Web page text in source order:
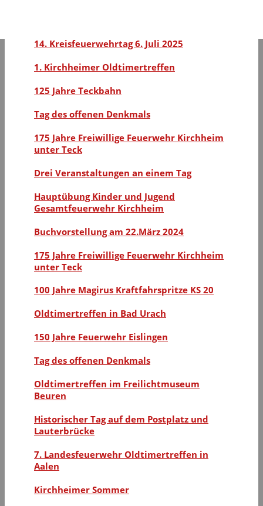
14. Kreisfeuerwehrtag 6. Juli 2025
1. Kirchheimer Oldtimertreffen
125 Jahre Teckbahn
Tag des offenen Denkmals
175 Jahre Freiwillige Feuerwehr Kirchheim
unter Teck
Drei Veranstaltungen an einem Tag
Hauptübung Kinder und Jugend
Gesamtfeuerwehr Kirchheim
Buchvorstellung am 22.März 2024
175 Jahre Freiwillige Feuerwehr Kirchheim
unter Teck
100 Jahre Magirus Kraftfahrspritze KS 20
Oldtimertreffen in Bad Urach
150 Jahre Feuerwehr Eislingen
Tag des offenen Denkmals
Oldtimertreffen im Freilichtmuseum
Beuren
Historischer Tag auf dem Postplatz und
Lauterbrücke
7. Landesfeuerwehr Oldtimertreffen in
Aalen
Kirchheimer Sommer